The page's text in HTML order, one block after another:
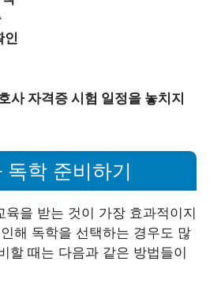
인
사 자격증 시험 일정을 놓치지
독학 준비하기
육을 받는 것이 가장 효과적이지
해 독학을 선택하는 경우도 많
할 때는 다음과 같은 방법들이